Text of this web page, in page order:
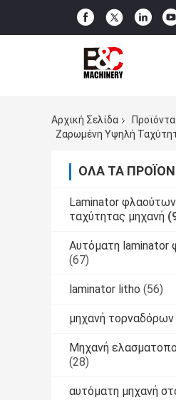
Αρχική Σελίδα Προϊόντα
Ζαρωμένη Υψηλή
ΌΛΑ ΤΑ
Laminator
ταχύτητας μηχανή
Αυτόματη laminator
(67)
laminator litho (56)
μηχανή
Μηχανή
(28)
αυτόματη μηχανή